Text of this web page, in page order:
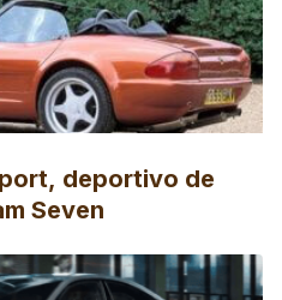
deportivo de
Seven